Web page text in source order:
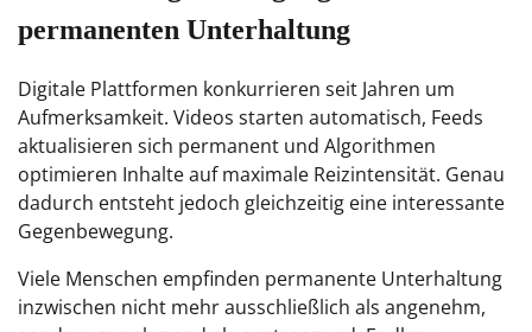
permanenten Unterhaltung
Digitale Plattformen konkurrieren seit Jahren um
Aufmerksamkeit. Videos starten automatisch, Feeds
aktualisieren sich permanent und Algorithmen
optimieren Inhalte auf maximale Reizintensität. Genau
dadurch entsteht jedoch gleichzeitig eine interessante
Gegenbewegung.
Viele Menschen empfinden permanente Unterhaltung
inzwischen nicht mehr ausschließlich als angenehm,